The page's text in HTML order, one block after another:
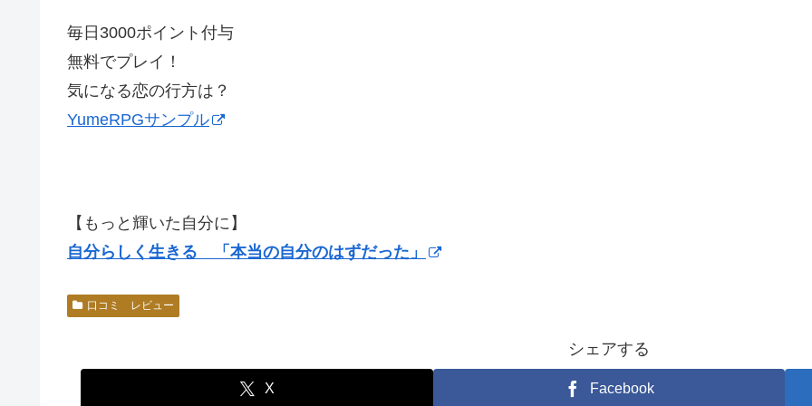
毎日3000ポイント付与
無料でプレイ！
気になる恋の行方は？
YumeRPGサンプル
【もっと輝いた自分に】
自分らしく生きる 「本当の自分のはずだった」
口コミ レビュー
シェアする
X Facebook